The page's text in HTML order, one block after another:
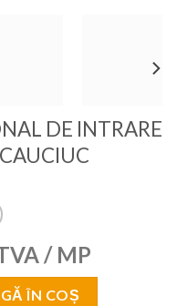
DE INTRARE
/ MP
DE INTRARE
ÎN COȘ